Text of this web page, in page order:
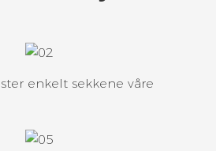
enkelt sekkene våre